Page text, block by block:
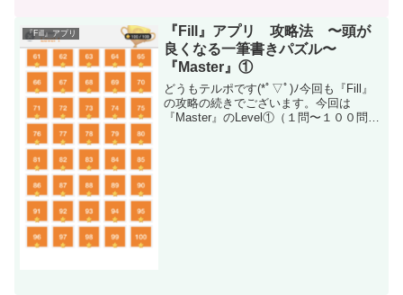
『Fill』アプリ
『Fill』アプリ 攻略法 〜頭が
良くなる一筆書きパズル〜
『Master』①
どうもテルポです(*ﾟ▽ﾟ)ﾉ今回も『Fill』
の攻略の続きでございます。今回は
『Master』のLevel①（１問〜１００問）